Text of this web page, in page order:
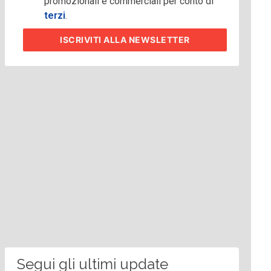
terzi.
ISCRIVITIALLA NEWSLETTER
Segui gli ultimi update